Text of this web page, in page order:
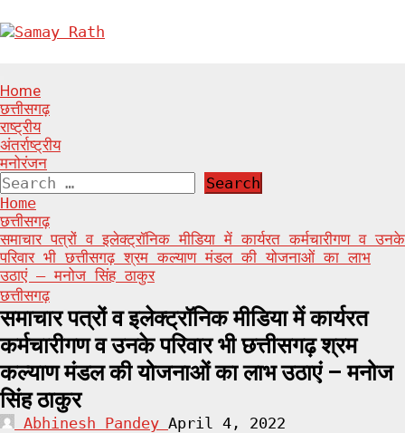
to
content
Primary
Menu
Home
छत्तीसगढ़
राष्ट्रीय
अंतर्राष्ट्रीय
मनोरंजन
Search
for:
Home
छत्तीसगढ़
समाचार पत्रों व इलेक्ट्रॉनिक मीडिया में कार्यरत कर्मचारीगण व उनके
परिवार भी छत्तीसगढ़ श्रम कल्याण मंडल की योजनाओं का लाभ
उठाएं – मनोज सिंह ठाकुर
छत्तीसगढ़
समाचार पत्रों व इलेक्ट्रॉनिक मीडिया में कार्यरत
कर्मचारीगण व उनके परिवार भी छत्तीसगढ़ श्रम
कल्याण मंडल की योजनाओं का लाभ उठाएं – मनोज
सिंह ठाकुर
Abhinesh Pandey April 4, 2022